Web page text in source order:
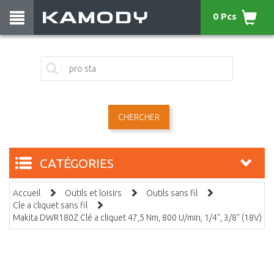
CHERCHER
0 Pcs
CATÉGORIES
Accueil Outils et loisirs
Outils sans fil
Cle a cliquet sans fil
Makita DWR180Z Clé a cliquet 47,5 Nm, 800 U/min, 1/4", 3/8" (18V)